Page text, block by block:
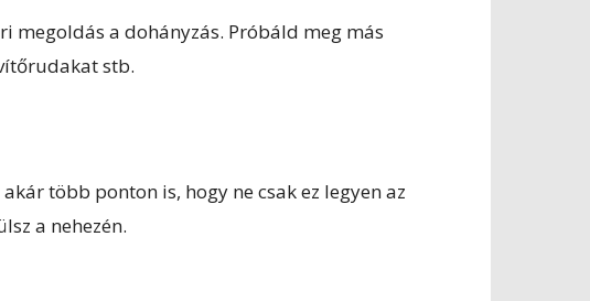
megoldás a dohányzás. Próbáld meg más
stb.
több ponton is, hogy ne csak ez legyen az
a nehezén.